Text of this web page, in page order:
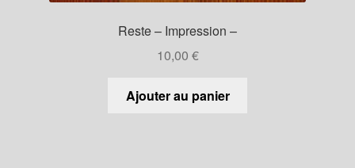
Reste – Impression –
10,00 €
Ajouter au panier